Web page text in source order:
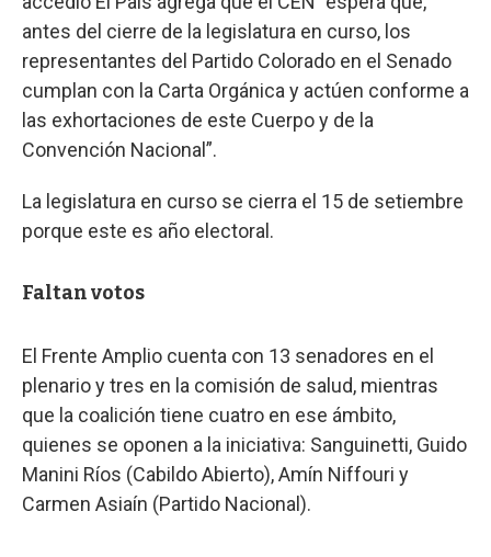
antes del cierre de la legislatura en curso, los
representantes del Partido Colorado en el Senado
cumplan con la Carta Orgánica y actúen conforme a
las exhortaciones de este Cuerpo y de la
Convención Nacional”.
La legislatura en curso se cierra el 15 de setiembre
porque este es año electoral.
Faltan votos
El Frente Amplio cuenta con 13 senadores en el
plenario y tres en la comisión de salud, mientras
que la coalición tiene cuatro en ese ámbito,
quienes se oponen a la iniciativa: Sanguinetti, Guido
Manini Ríos (Cabildo Abierto), Amín Niffouri y
Carmen Asiaín (Partido Nacional).